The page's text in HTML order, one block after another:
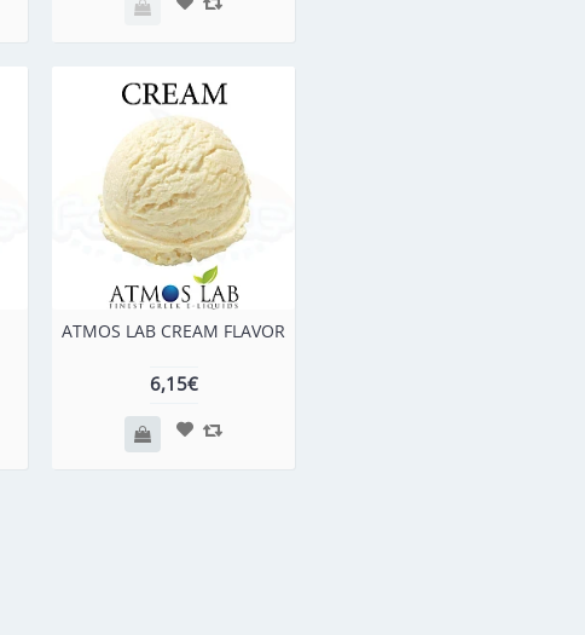
ATMOS LAB CREAM FLAVOR
6,15€